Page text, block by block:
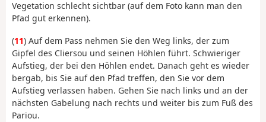
Vegetation schlecht sichtbar (auf dem Foto kann man den
Pfad gut erkennen).
(11) Auf dem Pass nehmen Sie den Weg links, der zum
Gipfel des Cliersou und seinen Höhlen führt. Schwieriger
Aufstieg, der bei den Höhlen endet. Danach geht es wieder
bergab, bis Sie auf den Pfad treffen, den Sie vor dem
Aufstieg verlassen haben. Gehen Sie nach links und an der
nächsten Gabelung nach rechts und weiter bis zum Fuß des
Pariou.